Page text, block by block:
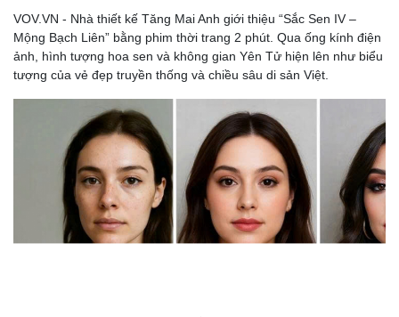
Sân khấu - Điện ảnh
Văn học
Âm nhạc
Giải trí
Nghệ sĩ
Thời trang
Sao Việt
VOV.VN - Nhà thiết kế Tăng Mai Anh giới thiệu “Sắc Sen IV –
Mộng Bạch Liên” bằng phim thời trang 2 phút. Qua ống kính điện
ảnh, hình tượng hoa sen và không gian Yên Tử hiện lên như biểu
tượng của vẻ đẹp truyền thống và chiều sâu di sản Việt.